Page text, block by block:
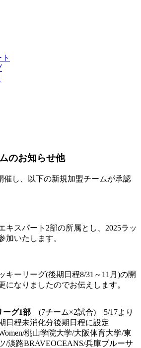
のお知らせ他
催し、以下の新規加盟チームが承認
キスパート2部の所属とし、2025ラッ
加いたします。
キーリーグ(後期日程8/31～11月)の開
になりましたのでお伝えします。
ーグ1部 (7チーム×2試合) 5/17より
日程未消化分後期日程に設定
桃山学院大学/大阪体育大学/東
/淡路BRAVEOCEANS/兵庫ブルーサ